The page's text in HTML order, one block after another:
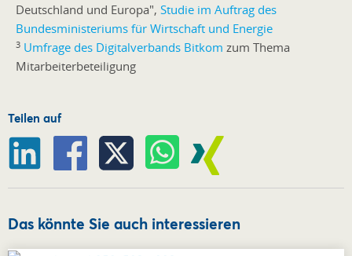
Deutschland und Europa", Studie im Auftrag des
Bundesministeriums für Wirtschaft und Energie
3 Umfrage des Digitalverbands Bitkom zum Thema
Mitarbeiterbeteiligung
Teilen auf
Das könnte Sie auch interessieren